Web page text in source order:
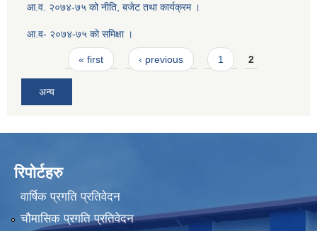
आ.व. २०७४-७५ को नीति, बजेट तथा कार्यक्रम ।
आ.व- २०७४-७५ को समिक्षा ।
Pages« first ‹ previous 1 2
अन्य
रिपोर्टहरु
वार्षिक प्रगति प्रतिवेदन
चौमासिक प्रगति प्रतिवेदन